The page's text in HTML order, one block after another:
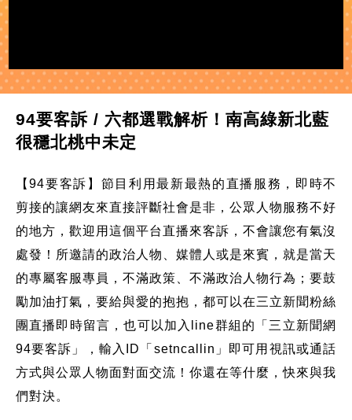
94要客訴 / 六都選戰解析！南高綠新北藍
很穩北桃中未定
【94要客訴】節目利用最新最熱的直播服務，即時不
剪接的讓網友來直接評斷社會是非，公眾人物服務不好
的地方，歡迎用這個平台直播來客訴，不會讓您有氣沒
處發！所邀請的政治人物、媒體人或是來賓，就是當天
的專屬客服專員，不滿政策、不滿政治人物行為；要鼓
勵加油打氣，要給與愛的抱抱，都可以在三立新聞粉絲
團直播即時留言，也可以加入line群組的「三立新聞網
94要客訴」，輸入ID「setncallin」即可用視訊或通話
方式與公眾人物面對面交流！你還在等什麼，快來與我
們對決。